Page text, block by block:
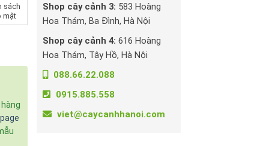
sách
mật
Shop cây cảnh 3: 583 Hoàng
Hoa Thám, Ba Đình, Hà Nội
Shop cây cảnh 4: 616 Hoàng
Hoa Thám, Tây Hồ, Hà Nội
088.66.22.088
0915.885.558
viet@caycanhhanoi.com